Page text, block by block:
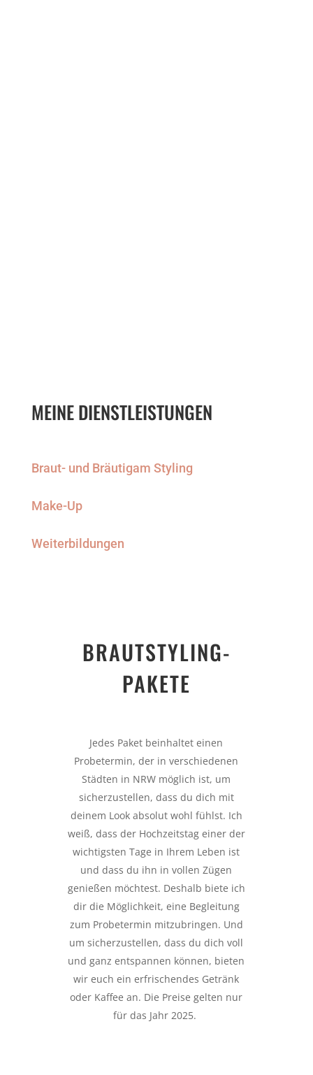
MEINE DIENSTLEISTUNGEN
Braut- und Bräutigam Styling
Make-Up
Weiterbildungen
BRAUTSTYLING-
PAKETE
Jedes Paket beinhaltet einen
Probetermin, der in verschiedenen
Städten in NRW möglich ist, um
sicherzustellen, dass du dich mit
deinem Look absolut wohl fühlst. Ich
weiß, dass der Hochzeitstag einer der
wichtigsten Tage in Ihrem Leben ist
und dass du ihn in vollen Zügen
genießen möchtest. Deshalb biete ich
dir die Möglichkeit, eine Begleitung
zum Probetermin mitzubringen. Und
um sicherzustellen, dass du dich voll
und ganz entspannen können, bieten
wir euch ein erfrischendes Getränk
oder Kaffee an. Die Preise gelten nur
für das Jahr 2025.